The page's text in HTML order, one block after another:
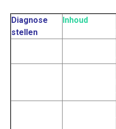
Diagnose
stellen
Inhoud